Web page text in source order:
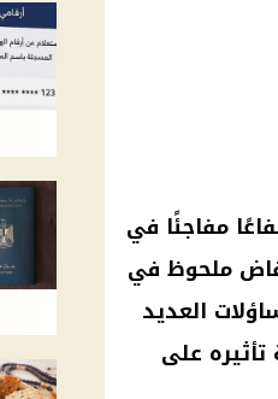
اليوم في مصر، الاثنين 6 يناير 2025، ارتفاعًا مفاجئًا في
15 جنيها بعد انخفاض ملحوظ في
العديد
على